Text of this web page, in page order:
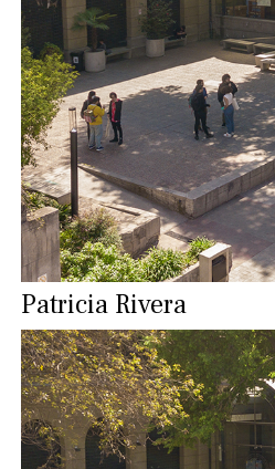
Patricia Rivera